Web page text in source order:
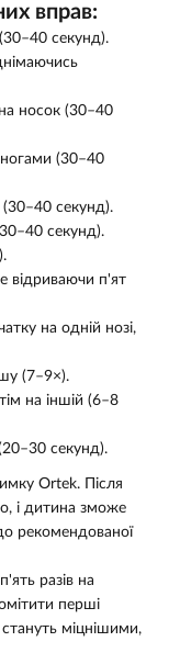
вправ:
секунд).
носок (30–40
(30–40
(30–40 секунд).
секунд).
відриваючи п'ят
на одній нозі,
(7–9×).
на іншій (6–8
секунд).
Ortek. Після
і дитина зможе
рекомендованої
разів на
перші
міцнішими,